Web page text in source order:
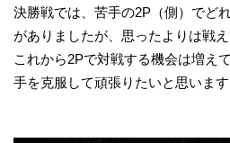
決勝戦では、苦手の2P（側）でど
がありましたが、思ったよりは戦え
これから2Pで対戦する機会は増え
手を克服して頑張りたいと思います